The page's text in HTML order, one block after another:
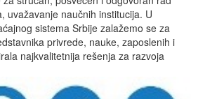
uvažavanje naučnih institucija. U
sistema Srbije zalažemo se za
privrede, nauke, zaposlenih i
najkvalitetnija rešenja za razvoja